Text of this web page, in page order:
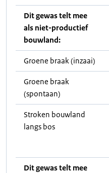
Dit gewas telt mee
als niet-productief
bouwland:
Groene braak (inzaai)
Groene braak
(spontaan)
Stroken bouwland
langs bos
Dit gewas telt mee